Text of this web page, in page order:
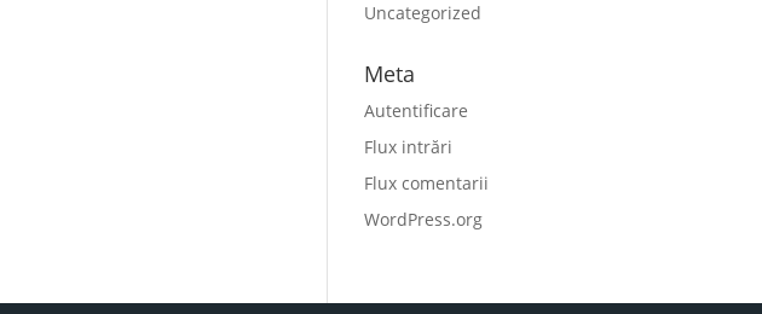
Uncategorized
Meta
Autentificare
Flux intrări
Flux comentarii
WordPress.org